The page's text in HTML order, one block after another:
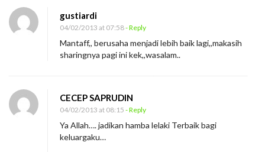
e
b
k
gustiardi
04/02/2013 at 07:58- Reply
Mantaff,, berusaha menjadi lebih baik lagi,,makasih
sharingnya pagi ini kek,,wasalam..
CECEP SAPRUDIN
04/02/2013 at 08:15 - Reply
Ya Allah…. jadikan hamba lelaki Terbaik bagi
keluargaku…